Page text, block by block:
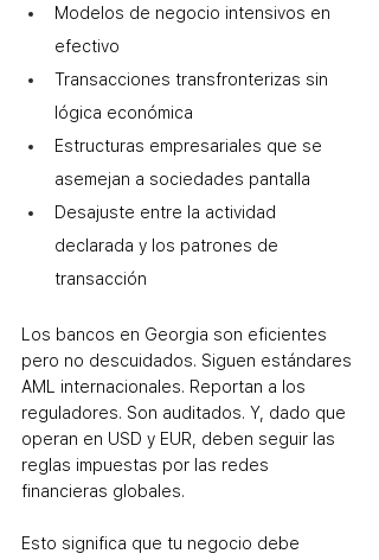
Modelos de negocio intensivos en
efectivo
Transacciones transfronterizas sin
lógica económica
Estructuras empresariales que se
asemejan a sociedades pantalla
Desajuste entre la actividad
declarada y los patrones de
transacción
Los bancos en Georgia son eficientes
pero no descuidados. Siguen estándares
AML internacionales. Reportan a los
reguladores. Son auditados. Y, dado que
operan en USD y EUR, deben seguir las
reglas impuestas por las redes
financieras globales.
Esto significa que tu negocio debe